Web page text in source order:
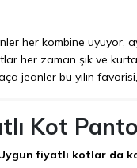
her kombine uyuyor,
her zaman şık ve
jeanler bu yılın
Kot
fiyatlı kotlar da